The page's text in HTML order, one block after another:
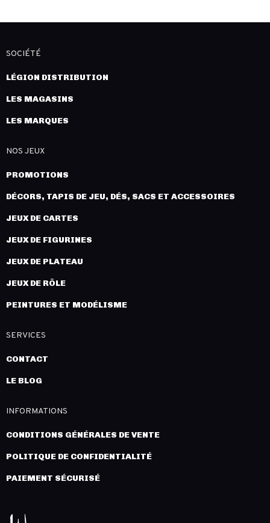
SOCIÉTÉ
LÉGION DISTRIBUTION
LES MAGASINS
LES MARQUES
NOS JEUX
PROMOTIONS
DÉCORS, TAPIS DE JEU, DÉS, SACS ET ACCESSOIRES
JEUX DE CARTES
JEUX DE FIGURINES
JEUX DE PLATEAU
JEUX DE RÔLE
PEINTURES ET MODÉLISME
SERVICES
CONTACT
LE BLOG
INFORMATIONS
CONDITIONS GÉNÉRALES DE VENTE
POLITIQUE DE CONFIDENTIALITÉ
PAIEMENT SÉCURISÉ